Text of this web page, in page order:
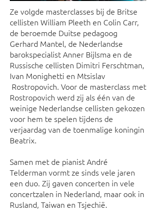
Ze volgde masterclasses bij de Britse
cellisten William Pleeth en Colin Carr,
de beroemde Duitse pedagoog
Gerhard Mantel, de Nederlandse
barokspecialist Anner Bijlsma en de
Russische cellisten Dimitri Ferschtman,
Ivan Monighetti en Mtsislav
Rostropovich. Voor de masterclass met
Rostropovich werd zij als één van de
weinige Nederlandse cellisten gekozen
voor hem te spelen tijdens de
verjaardag van de toenmalige koningin
Beatrix.
Samen met de pianist André
Telderman vormt ze sinds vele jaren
een duo. Zij gaven concerten in vele
concertzalen in Nederland, maar ook in
Rusland, Taiwan en Tsjechië.